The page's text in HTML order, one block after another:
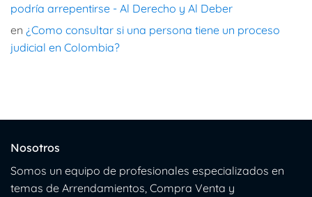
podría arrepentirse - Al Derecho y Al Deber
en ¿Como consultar si una persona tiene un proceso
judicial en Colombia?
Nosotros
Somos un equipo de profesionales especializados en
temas de Arrendamientos, Compra Venta y